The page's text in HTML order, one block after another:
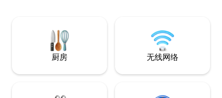
中心放松、在Euro Véloroute骑行......
厨房 无线网络